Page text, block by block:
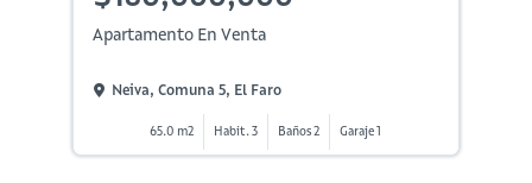
Apartamento En Venta
Neiva, Comuna 5, El Faro
65.0 m2 Habit. 3 Baños 2 Garaje 1